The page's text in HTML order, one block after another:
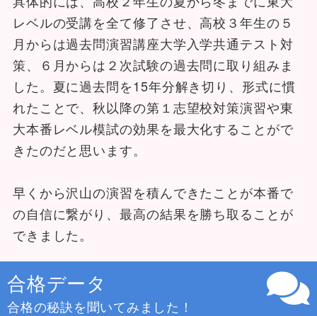
レベルの受講を全て修了させ、高校３年生の５
月からは過去問演習講座大学入学共通テスト対
策、６月からは２次試験の過去問に取り組みま
した。夏に過去問を15年分解き切り、形式に慣
れたことで、秋以降の第１志望校対策演習や東
大本番レベル模試の効果を最大化することがで
きたのだと思います。
早くから沢山の演習を積んできたことが本番で
の自信に繋がり、最高の結果を勝ち取ることが
できました。
合格データ
合格の秘訣を聞いてみました！